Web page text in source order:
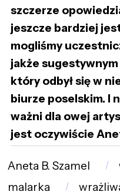
szczerze
jeszcze bardziej
mogliśmy
jakże sugestywnym
który odbył się w
biurze poselskim. I
ważni dla owej
jest oczywiście
Aneta B. Szamel
malarka